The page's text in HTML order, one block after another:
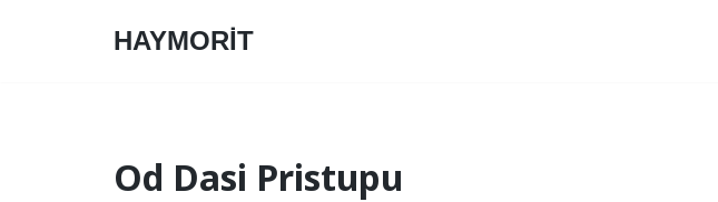
HAYMORİT
Od Dasi Pristupu